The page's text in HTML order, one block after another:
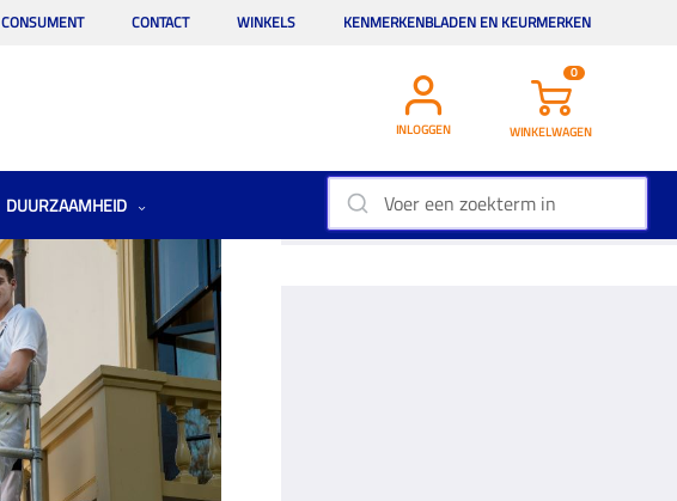
CONSUMENT CONTACT WINKELS KENMERKENBLADEN EN KEURMERKEN
INLOGGEN
0
WINKELWAGEN
DUURZAAMHEID